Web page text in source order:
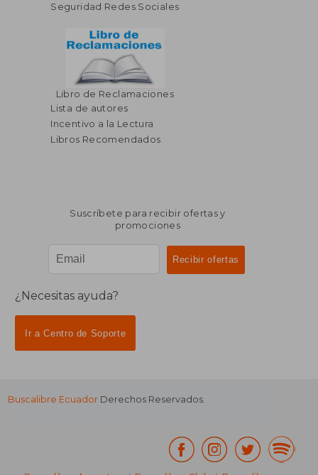
Seguridad Redes Sociales
Libro de Reclamaciones
Lista de autores
Incentivo a la Lectura
Libros Recomendados
Suscríbete para recibir ofertas y
promociones
¿Necesitas ayuda?
Ir a Centro de Soporte
Buscalibre Ecuador Derechos Reservados.